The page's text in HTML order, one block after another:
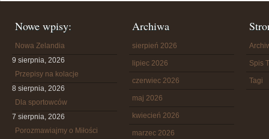
Nowe wpisy:
Nowa Zelandia
9 sierpnia, 2026
Przepisy na kolacje
8 sierpnia, 2026
Dla sportowców
7 sierpnia, 2026
Porozmawiajmy o Miłości
Archiwa
sierpień 2026
lipiec 2026
czerwiec 2026
maj 2026
kwiecień 2026
marzec 2026
Spis
Tagi